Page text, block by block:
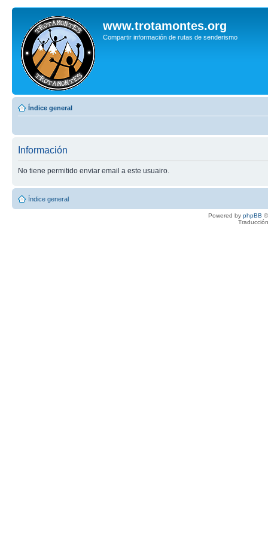
www.trotamontes.org
Compartir información de rutas de senderismo
Índice general
Información
No tiene permitido enviar email a este usuairo.
Índice general
Powered by phpBB